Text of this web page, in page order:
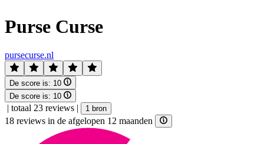
Purse Curse
pursecurse.nl
De score is: 10
De score is: 10
| totaal 23 reviews | 1 bron
18 reviews in de afgelopen 12 maanden